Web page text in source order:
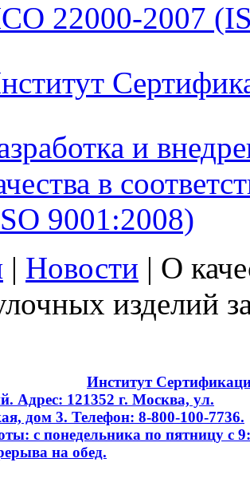
22000-2007
и
в
9001:2008)
| Новости | О
изделий
Институт
Адрес: 121352 г. Москва, ул.
дом 3. Телефон: 8-800-100-7736.
с понедельника по пятницу с
на обед.